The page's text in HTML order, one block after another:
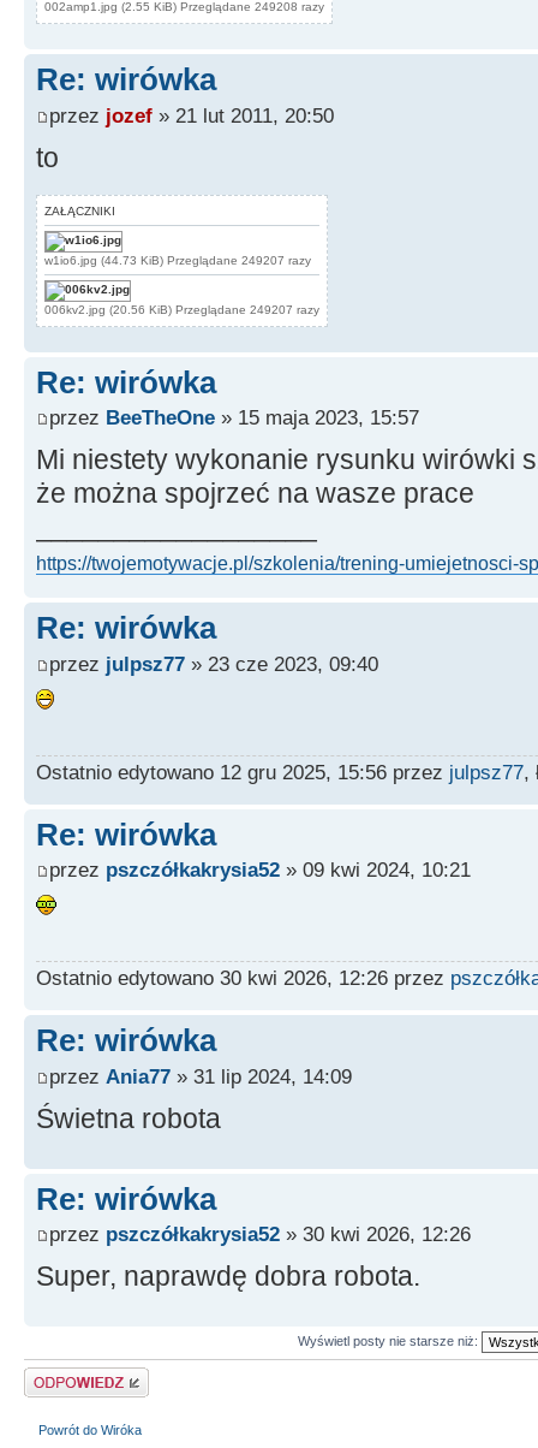
002amp1.jpg (2.55 KiB) Przeglądane 249208 razy
Re: wirówka
przez jozef » 21 lut 2011, 20:50
to
ZAŁĄCZNIKI
w1io6.jpg (44.73 KiB) Przeglądane 249207 razy
006kv2.jpg (20.56 KiB) Przeglądane 249207 razy
Re: wirówka
przez BeeTheOne » 15 maja 2023, 15:57
Mi niestety wykonanie rysunku wirówki
że można spojrzeć na wasze prace
https://twojemotywacje.pl/szkolenia/trening-umiejetnosci-
Re: wirówka
przez julpsz77 » 23 cze 2023, 09:40
Ostatnio edytowano 12 gru 2025, 15:56 przez julpsz77,
Re: wirówka
przez pszczółkakrysia52 » 09 kwi 2024, 10:21
Ostatnio edytowano 30 kwi 2026, 12:26 przez
Re: wirówka
przez Ania77 » 31 lip 2024, 14:09
Świetna robota
Re: wirówka
przez pszczółkakrysia52 » 30 kwi 2026, 12:26
Super, naprawdę dobra robota.
Wyświetl posty nie starsze niż:
Odpowiedz
Powrót do Wiróka